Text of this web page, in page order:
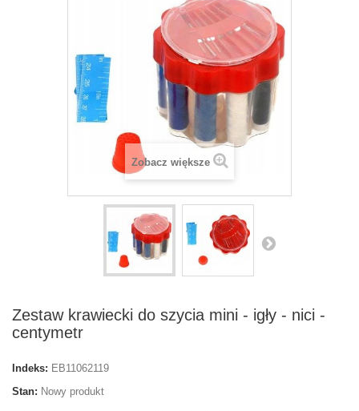
Zobacz większe
Zestaw krawiecki do szycia mini - igły - nici -
centymetr
Indeks: EB11062119
Stan: Nowy produkt